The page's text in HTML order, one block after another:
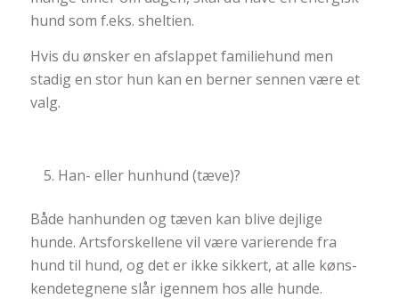
hund som f.eks. sheltien.
Hvis du ønsker en afslappet familiehund men
stadig en stor hun kan en berner sennen være et
valg.
Han- eller hunhund (tæve)?
Både hanhunden og tæven kan blive dejlige
hunde. Artsforskellene vil være varierende fra
hund til hund, og det er ikke sikkert, at alle køns-
kendetegnene slår igennem hos alle hunde.